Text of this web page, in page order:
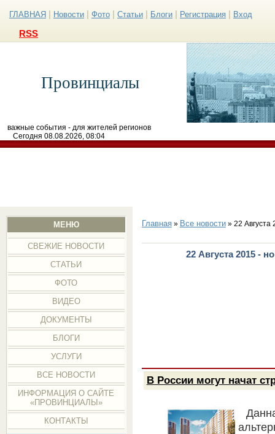
ГЛАВНАЯ Новости Фото Статьи Блоги Регистрация Вход
RSS
Провинциалы
важные события - для жителей регионов
Сегодня 08.08.2026, 08:04
МЕНЮ
СВЕЖИЕ НОВОСТИ
СТАТЬИ
ФОТО
ВИДЕО
ДОКУМЕНТЫ
БЛОГИ
УСЛУГИ
ВСЕ НОВОСТИ
ИНФОРМАЦИЯ О САЙТЕ
«ПРОВИНЦИАЛЫ»
КОНТАКТЫ
Главная» Все новости» 22 Августа
22 Августа 2015 -
В России могут начат